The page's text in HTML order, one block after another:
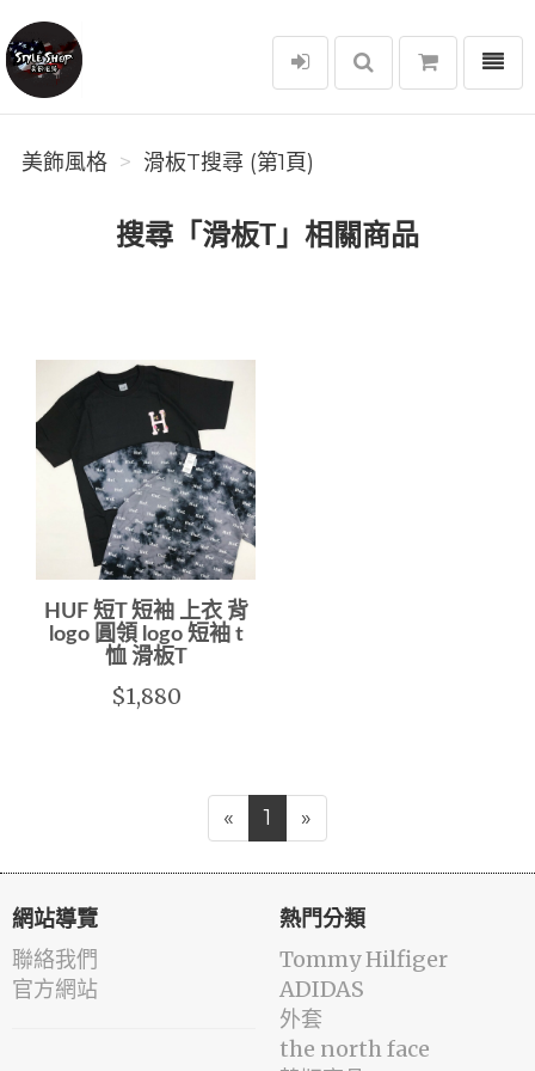
美飾風格
選單
美飾風格 滑板T搜尋 (第1頁)
搜尋「滑板T」相關商品
HUF 短T 短袖 上衣 背
logo 圓領 logo 短袖 t
恤 滑板T
$1,880
« 1 »
網站導覽
聯絡我們
官方網站
熱門分類
Tommy Hilfiger
ADIDAS
外套
the north face